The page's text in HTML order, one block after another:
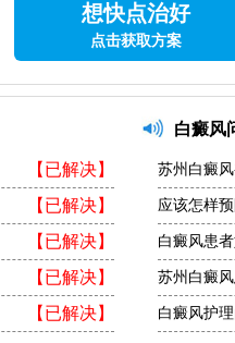
想快点治好
点击获取方案
【已解决】
【已解决】
【已解决】
【已解决】
【已解决】
白癜风
苏州白癜
应该怎样
白癜风患
苏州白癜
白癜风护